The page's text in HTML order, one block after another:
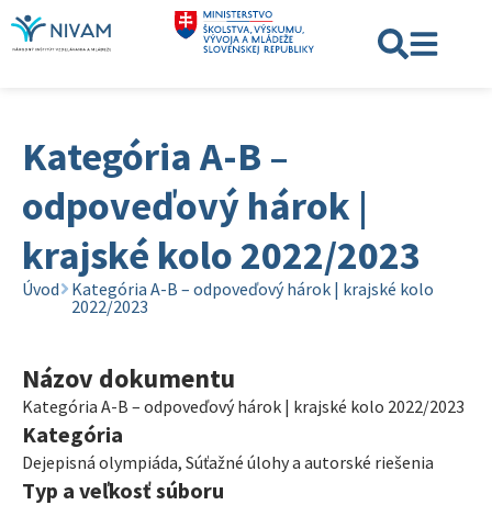
Kategória A-B –
odpoveďový hárok |
krajské kolo 2022/2023
Úvod
Kategória A-B – odpoveďový hárok | krajské kolo
2022/2023
Názov dokumentu
Kategória A-B – odpoveďový hárok | krajské kolo 2022/2023
Kategória
Dejepisná olympiáda, Súťažné úlohy a autorské riešenia
Typ a veľkosť súboru